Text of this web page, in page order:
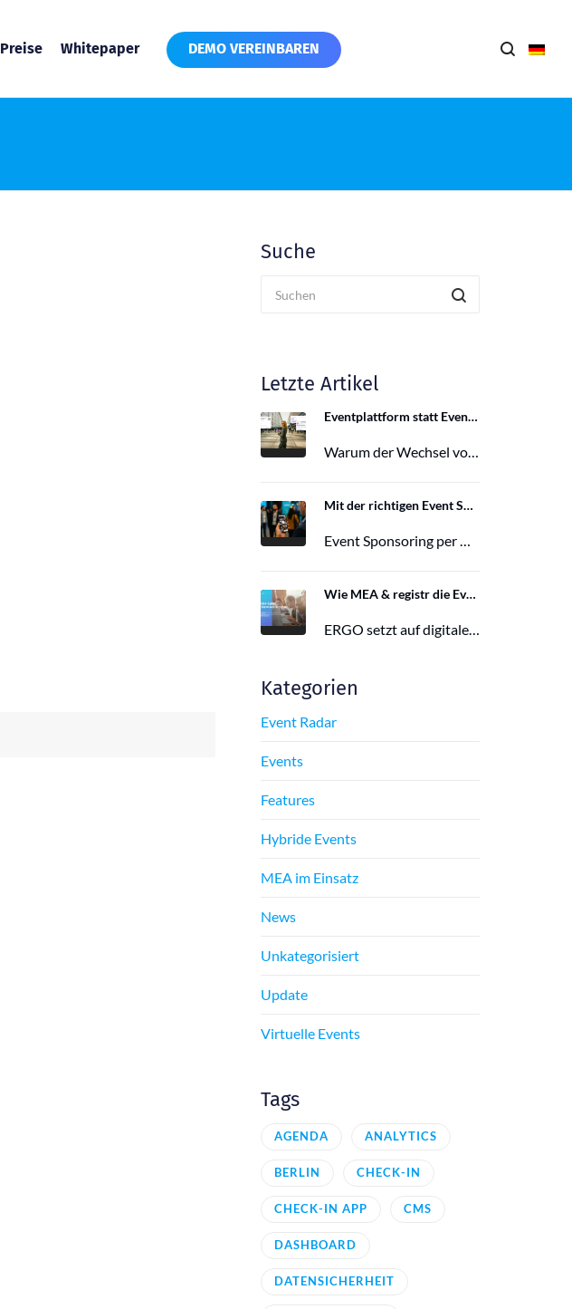
Preise Whitepaper DEMO VEREINBAREN
Suche
Letzte Artikel
Eventplattform statt Event App: Der Wechsel von der Mobile Event App zu Polario
Warum der Wechsel von der Mobile Event App zu Polario erfolgt und wie Polario als moderne Eventplattform klassische Event Apps…
Mit der richtigen Event Sponsoring App zu mehr Reichweite, Leads und Wirkung
Event Sponsoring per App: messbar, flexibel und interaktiv. Jetzt mehr Sichtbarkeit und Wirkung für dein Event sichern.
Wie MEA & registr die Eventorganisation von 120 ERGO-Events pro Jahr optimieren
ERGO setzt auf digitale Eventorganisation mit MEA & registr. Effizient, nachhaltig und interaktiv – so gelingt moderne Eventplanung.
Kategorien
Event Radar
Events
Features
Hybride Events
MEA im Einsatz
News
Unkategorisiert
Update
Virtuelle Events
Tags
AGENDA ANALYTICS
BERLIN CHECK-IN
CHECK-IN APP CMS
DASHBOARD
DATENSICHERHEIT